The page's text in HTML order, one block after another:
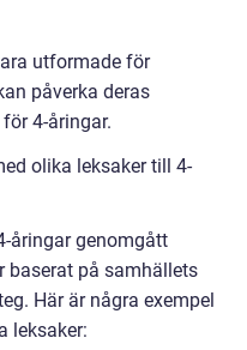
utformade för
påverka deras
4-åringar.
olika leksaker till 4-
åringar genomgått
baserat på samhällets
Här är några exempel
leksaker: